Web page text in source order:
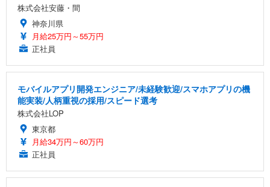
株式会社安藤・間
神奈川県
月給25万円～55万円
正社員
モバイルアプリ開発エンジニア/未経験歓迎/スマホアプリの機
能実装/人柄重視の採用/スピード選考
株式会社LOP
東京都
月給34万円～60万円
正社員